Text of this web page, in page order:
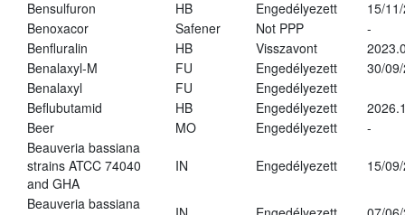
Bensulfuron
HB Engedélyezett
15/
Benoxacor
Safener Not PPP
-
Benfluralin
HB Visszavont
Benalaxyl-M
FU Engedélyezett
30/
Benalaxyl
FU
Engedélyezett
Beflubutamid
HB Engedélyezett
Beer
MO Engedélyezett
-
Beauveria bassiana
strains ATCC 74040
and GHA
IN Engedélyezett 15/
Beauveria bassiana